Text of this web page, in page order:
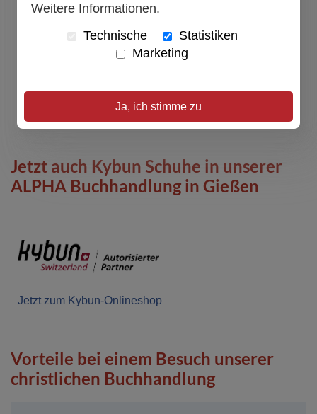
Jetzt auch Kybun Schuhe in unserer
ALPHA Buchhandlung in Gießen
Jetzt zum Kybun-Onlineshop
Vorteile bei einem Besuch unserer
christlichen Buchhandlung
Weitere Informationen.
Technische
Statistiken
Marketing
Ja, ich stimme zu